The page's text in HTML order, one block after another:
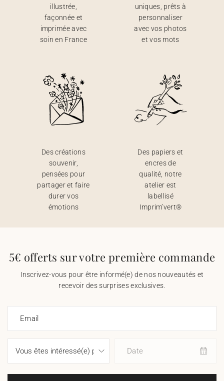
illustrée,
façonnée et
imprimée avec
soin en France
uniques, prêts à
personnaliser
avec vos photos
et vos mots
Des créations
souvenir,
pensées pour
partager et faire
durer vos
émotions
Des papiers et
encres de
qualité, notre
atelier est
labellisé
Imprim’vert®
5€ offerts sur votre première commande
Inscrivez-vous pour être informé(e) de nos nouveautés et
recevoir des surprises exclusives.
Email
Date